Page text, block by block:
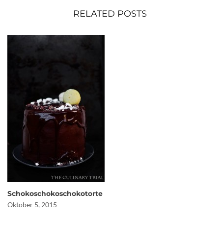
RELATED POSTS
Schokoschokoschokotorte
Oktober 5, 2015